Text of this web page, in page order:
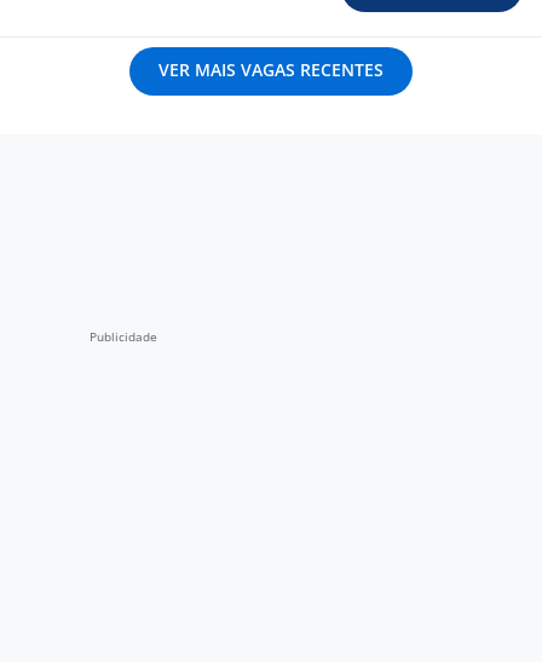
VER MAIS VAGAS RECENTES